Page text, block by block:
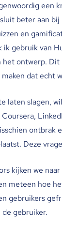
een
beter aan
en
ik gebruik van
het ontwerp.
dat echt
laten slagen,
Coursera,
ontbrak
Deze
kijken we
meteen hoe
gebruikers
gebruiker.